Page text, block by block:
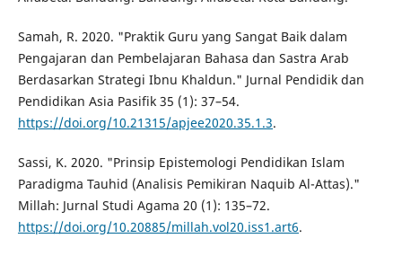
Samah, R. 2020. "Praktik Guru yang Sangat Baik dalam
Pengajaran dan Pembelajaran Bahasa dan Sastra Arab
Berdasarkan Strategi Ibnu Khaldun." Jurnal Pendidik dan
Pendidikan Asia Pasifik 35 (1): 37–54.
https://doi.org/10.21315/apjee2020.35.1.3.
Sassi, K. 2020. "Prinsip Epistemologi Pendidikan Islam
Paradigma Tauhid (Analisis Pemikiran Naquib Al-Attas)."
Millah: Jurnal Studi Agama 20 (1): 135–72.
https://doi.org/10.20885/millah.vol20.iss1.art6.